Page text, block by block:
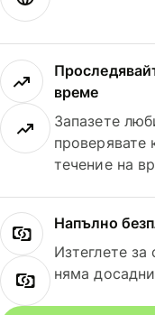
време
Запазете
проверявате
течение на
Напълно
Изтеглете
няма